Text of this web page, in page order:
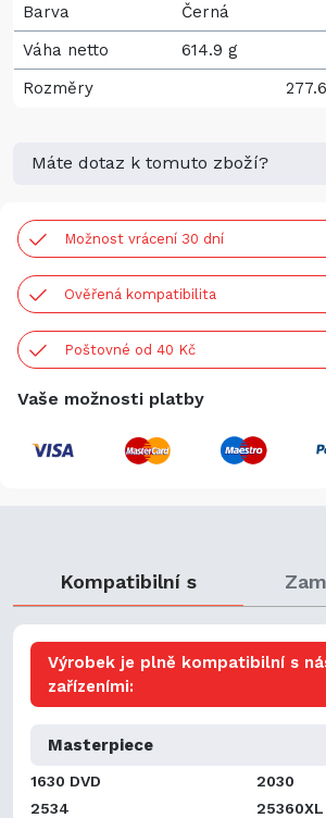
Barva
Černá
Váha netto
614.9 g
Rozměry
Máte dotaz k tomuto zboží?
Možnost vrácení 30 dní
Ověřená kompatibilita
Poštovné od 40 Kč
Vaše možnosti platby
Kompatibilní s
Výrobek je plně kompatibilní s
zařízeními:
Masterpiece
1630 DVD
2030
2534
25360XL